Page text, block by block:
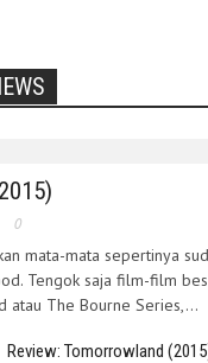
0
mata-mata sepertinya
Tengok saja film-film
atau The Bourne Series,...
Review: Tomorrowland